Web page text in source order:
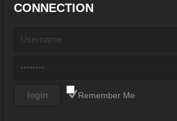
CONNECTION
Remember Me